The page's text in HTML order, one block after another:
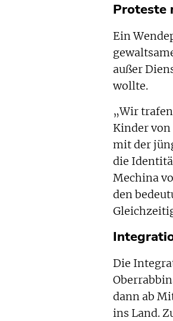
Proteste
Ein
außer
wollte.
„Wir
Kinder
mit der
die
Mechina
den
Die
dann ab
ins Land.